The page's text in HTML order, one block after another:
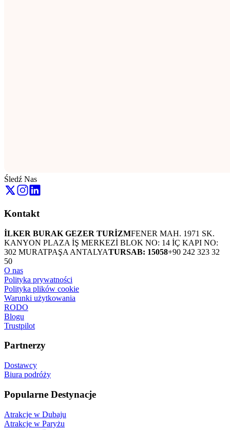
Śledź Nas
Kontakt
İLKER BURAK GEZER TURİZMFENER MAH. 1971 SK.
KANYON PLAZA İŞ MERKEZİ BLOK NO: 14 İÇ KAPI NO:
302 MURATPAŞA ANTALYATURSAB: 15058+90 242 323 32
50
O nas
Polityka prywatności
Polityka plików cookie
Warunki użytkowania
RODO
Blogu
Trustpilot
Partnerzy
Dostawcy
Biura podróży
Popularne Destynacje
Atrakcje w Dubaju
Atrakcje w Paryżu